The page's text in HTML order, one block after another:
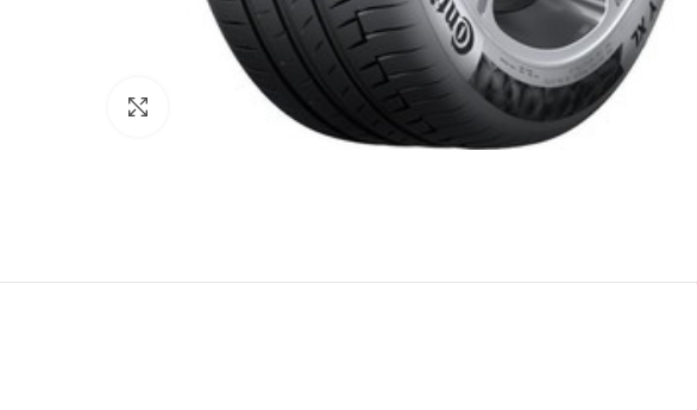
Κάντε κλικ για μεγέθυνση